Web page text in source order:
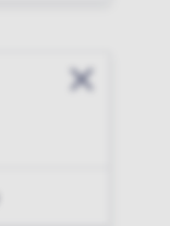
Sluit modal